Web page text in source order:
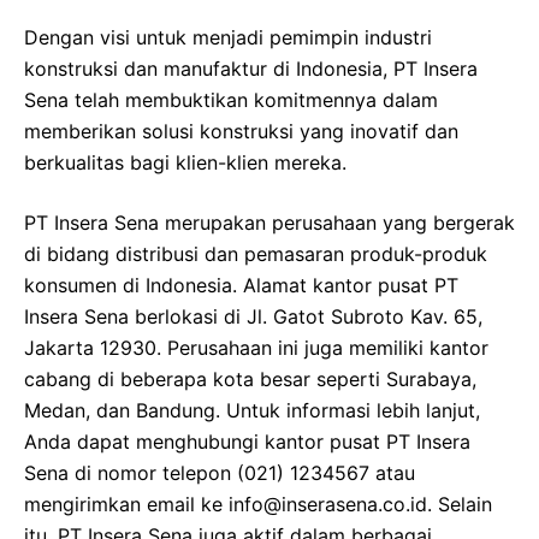
Dengan visi untuk menjadi pemimpin industri
konstruksi dan manufaktur di Indonesia, PT Insera
Sena telah membuktikan komitmennya dalam
memberikan solusi konstruksi yang inovatif dan
berkualitas bagi klien-klien mereka.
PT Insera Sena merupakan perusahaan yang bergerak
di bidang distribusi dan pemasaran produk-produk
konsumen di Indonesia. Alamat kantor pusat PT
Insera Sena berlokasi di Jl. Gatot Subroto Kav. 65,
Jakarta 12930. Perusahaan ini juga memiliki kantor
cabang di beberapa kota besar seperti Surabaya,
Medan, dan Bandung. Untuk informasi lebih lanjut,
Anda dapat menghubungi kantor pusat PT Insera
Sena di nomor telepon (021) 1234567 atau
mengirimkan email ke info@inserasena.co.id. Selain